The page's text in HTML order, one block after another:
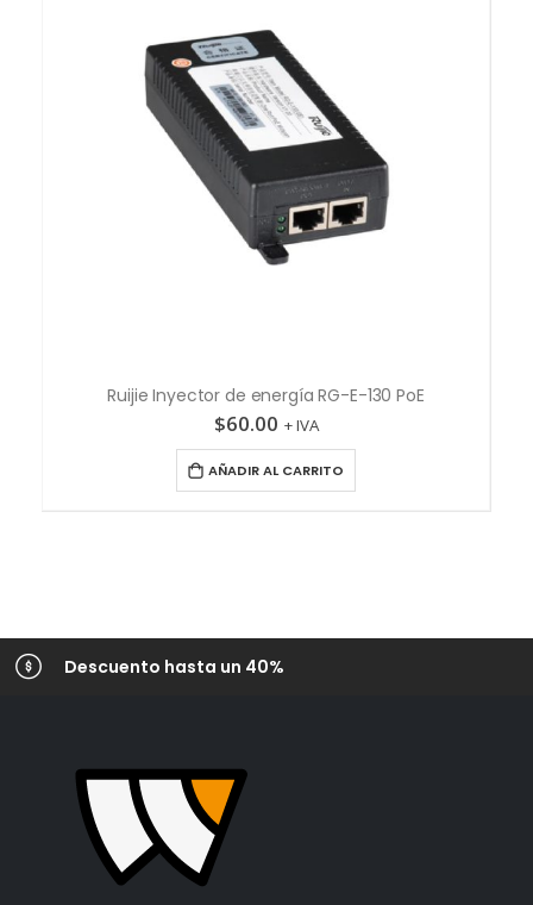
Ruijie Inyector de energía RG-E-130 PoE
$60.00 + IVA
AÑADIR AL CARRITO
Descuento hasta un 40%